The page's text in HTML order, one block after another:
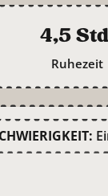
4,5
Ruhezeit